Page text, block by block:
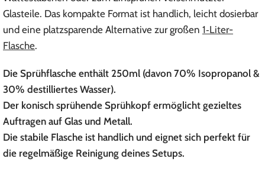
Glasteile. Das kompakte Format ist handlich, leicht dosierbar
und eine platzsparende Alternative zur großen 1‑Liter-
Flasche.
Die Sprühflasche enthält 250ml (davon 70% Isopropanol &
30% destilliertes Wasser).
Der konisch sprühende Sprühkopf ermöglicht gezieltes
Auftragen auf Glas und Metall.
Die stabile Flasche ist handlich und eignet sich perfekt für
die regelmäßige Reinigung deines Setups.